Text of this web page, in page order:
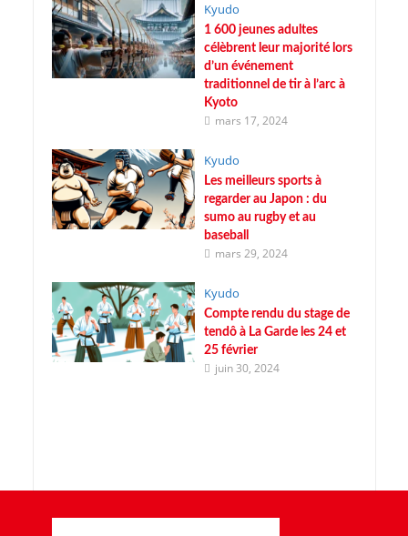
Kyudo
1 600 jeunes adultes
célèbrent leur majorité lors
d’un événement
traditionnel de tir à l’arc à
Kyoto
mars 17, 2024
Kyudo
Les meilleurs sports à
regarder au Japon : du
sumo au rugby et au
baseball
mars 29, 2024
Kyudo
Compte rendu du stage de
tendô à La Garde les 24 et
25 février
juin 30, 2024